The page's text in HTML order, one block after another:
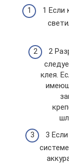
1 Если
2
клея.
3